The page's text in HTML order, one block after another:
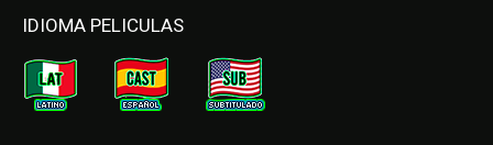
IDIOMA PELICULAS